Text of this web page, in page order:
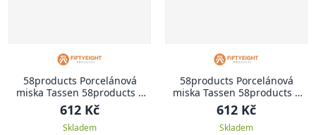
58products Porcelánová
miska Tassen 58products |
Smějící
612 Kč
Skladem
58products Porcelánová
miska Tassen 58products |
Smutná
612 Kč
Skladem